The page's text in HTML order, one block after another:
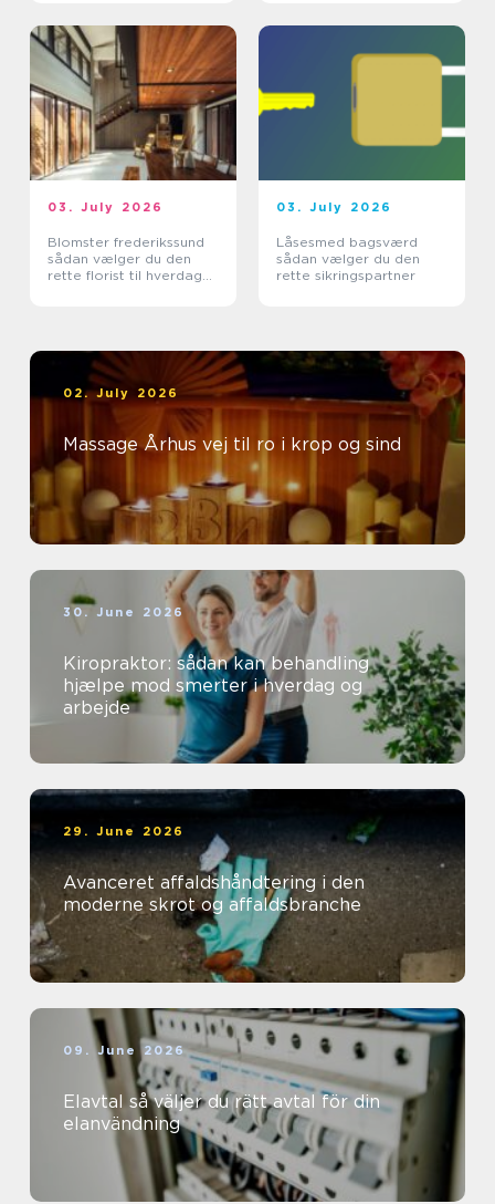
03. July 2026
Blomster frederikssund
sådan vælger du den
rette florist til hverdag
03. July 2026
Låsesmed bagsværd
sådan vælger du den
rette sikringspartner
02. July 2026
Massage Århus vej til ro i krop og sind
30. June 2026
Kiropraktor: sådan kan behandling
hjælpe mod smerter i hverdag og
arbejde
29. June 2026
Avanceret affaldshåndtering i den
moderne skrot og affaldsbranche
09. June 2026
Elavtal så väljer du rätt avtal för din
elanvändning